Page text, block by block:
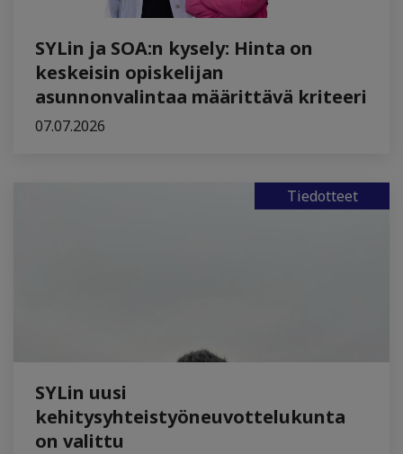
SYLin ja SOA:n kysely: Hinta on
keskeisin opiskelijan
asunnonvalintaa määrittävä kriteeri
07.07.2026
Tiedotteet
SYLin uusi
kehitysyhteistyöneuvottelukunta
on valittu